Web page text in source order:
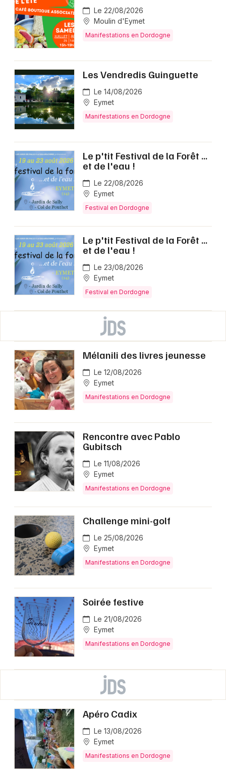
Le 22/08/2026
Moulin d'Eymet
Manifestations en Dordogne
Les Vendredis Guinguette
Le 14/08/2026
Eymet
Manifestations en Dordogne
Le p'tit Festival de la Forêt ...
et de l'eau !
Le 22/08/2026
Eymet
Festival en Dordogne
Le p'tit Festival de la Forêt ...
et de l'eau !
Le 23/08/2026
Eymet
Festival en Dordogne
Mélanili des livres jeunesse
Le 12/08/2026
Eymet
Manifestations en Dordogne
Rencontre avec Pablo
Gubitsch
Le 11/08/2026
Eymet
Manifestations en Dordogne
Challenge mini-golf
Le 25/08/2026
Eymet
Manifestations en Dordogne
Soirée festive
Le 21/08/2026
Eymet
Manifestations en Dordogne
Apéro Cadix
Le 13/08/2026
Eymet
Manifestations en Dordogne